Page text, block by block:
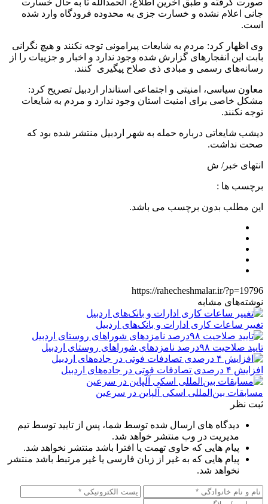
صورت گرفته و طبق آخرین اطلاع، الحمدالله تا به حال خسارت
جانی اعلام نشده و خسارت جزی به محدوده فرودگاه وارد شده
است.
وی اظهار کرد: مردم به شایعات پیرامونی توجه نکنند و هیچ نگرانی
بابت این انفجارهای گزارش شده وجود ندارد و اخبار و جزییات را از
رسانه‌های رسمی و مبادی ذی صلاح پیگیری کنند.
معاون سیاسی، امنیتی و اجتماعی استاندار اردبیل تصریح کرد:
مشکل خاصی برای امنیت استان وجود ندارد و مردم به شایعات
توجه نکنند.
دیشب شایعاتی درباره حمله به شهر اردبیل منتشر شده بود که
صحت نداشت.
انتهای خبر/ ش
برچسب ها :
این مطلب بدون برچسب می باشد.
https://rahecheshmalar.ir/?p=19796
نوشته‌های مشابه
تغییر ساعات کاری ادارات و بانک‌های اردبیل
تایید صلاحیت ۹۸درصد نامزدهای شوراهای روستای اردبیل
افزایش ۴ درصدی تصادفات فوتی در جاده‌های اردبیل
مسابقات بین‌المللی اسکی آلپاین در سرعین
ثبت نظر
دیدگاه های ارسال شده توسط شما، پس از تایید توسط تیم
مدیریت در وب منتشر خواهد شد.
پیام هایی که حاوی تهمت یا افترا باشد منتشر نخواهد شد.
پیام هایی که به غیر از زبان فارسی یا غیر مرتبط باشد منتشر
نخواهد شد.